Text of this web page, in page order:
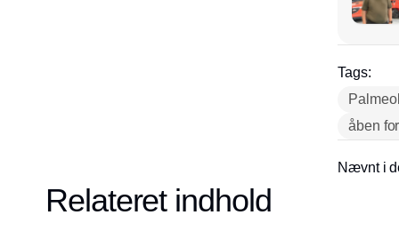
Tags:
åben
Nævnt i
Relateret indhold